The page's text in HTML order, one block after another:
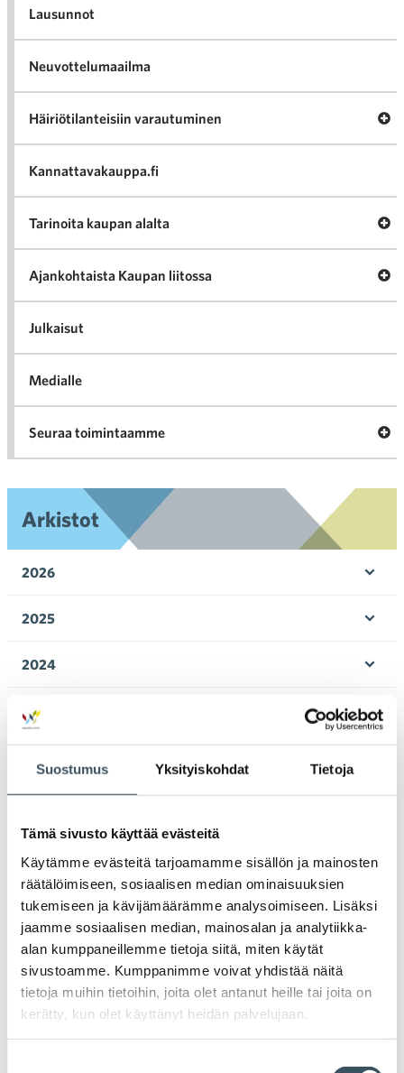
Suostumus Yksityiskohdat Tietoja
Tämä sivusto käyttää evästeitä
Käytämme evästeitä tarjoamamme sisällön ja mainosten
räätälöimiseen, sosiaalisen median ominaisuuksien
tukemiseen ja kävijämäärämme analysoimiseen. Lisäksi
jaamme sosiaalisen median, mainosalan ja analytiikka-
alan kumppaneillemme tietoja siitä, miten käytät
sivustoamme. Kumppanimme voivat yhdistää näitä
tietoja muihin tietoihin, joita olet antanut heille tai joita on
kerätty, kun olet käyttänyt heidän palvelujaan.
Lausunnot
Neuvottelumaailma
Häiriötilanteisiin varautuminen
Kannattavakauppa.fi
Tarinoita kaupan alalta
Ajankohtaista Kaupan liitossa
Julkaisut
Medialle
Seuraa toimintaamme
Arkistot
2026
2025
2024
2023
2019
2018
2017